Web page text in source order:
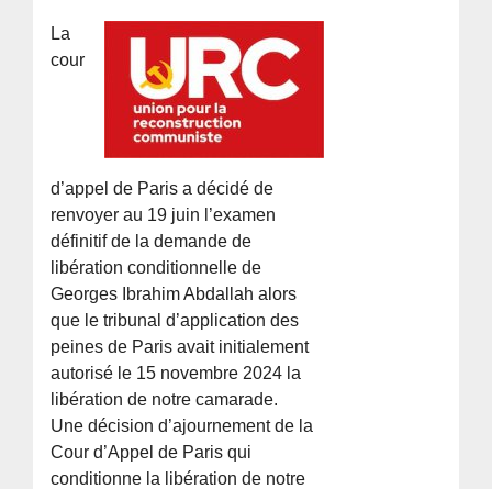
La
cour
d’appel de Paris a décidé de
renvoyer au 19 juin l’examen
définitif de la demande de
libération conditionnelle de
Georges Ibrahim Abdallah alors
que le tribunal d’application des
peines de Paris avait initialement
autorisé le 15 novembre 2024 la
libération de notre camarade.
Une décision d’ajournement de la
Cour d’Appel de Paris qui
conditionne la libération de notre